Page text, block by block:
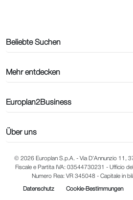
Beliebte Suchen
Mehr entdecken
Europlan2Business
Über uns
© 2026 Europlan S.p.A. - Via D’Annunzio 11,
Fiscale e Partita IVA: 03544730231 - Ufficio
Numero Rea: VR 345048 - Capitale in
Datenschutz Cookie-Bestimmungen